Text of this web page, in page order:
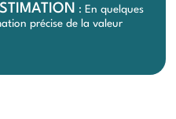
: En quelques
précise de la valeur